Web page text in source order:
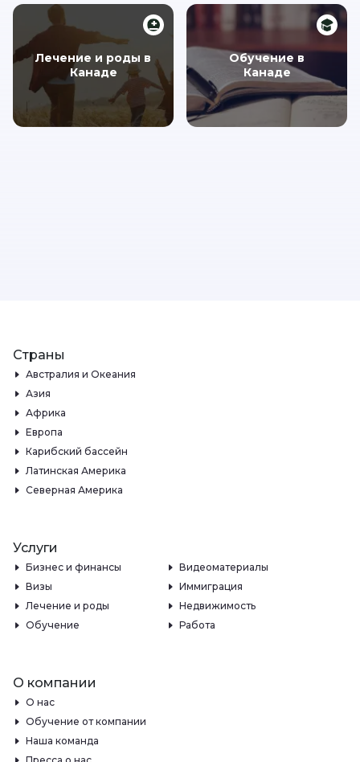
Лечение и роды в
Канаде
Обучение в
Канаде
Страны
Австралия и Океания
Азия
Африка
Европа
Карибский бассейн
Латинская Америка
Северная Америка
Услуги
Бизнес и финансы
Видеоматериалы
Визы
Иммиграция
Лечение и роды
Недвижимость
Обучение
Работа
О компании
О нас
Обучение от компании
Наша команда